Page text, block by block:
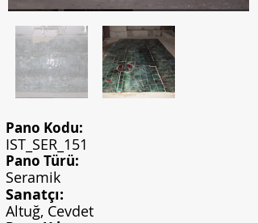
Pano Kodu:
IST_SER_151
Pano Türü:
Seramik
Sanatçı:
Altuğ, Cevdet